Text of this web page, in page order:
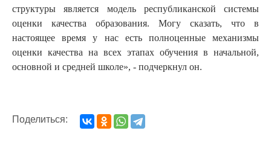
структуры является модель республиканской системы
оценки качества образования. Могу сказать, что в
настоящее время у нас есть полноценные механизмы
оценки качества на всех этапах обучения в начальной,
основной и средней школе», - подчеркнул он.
Поделиться: